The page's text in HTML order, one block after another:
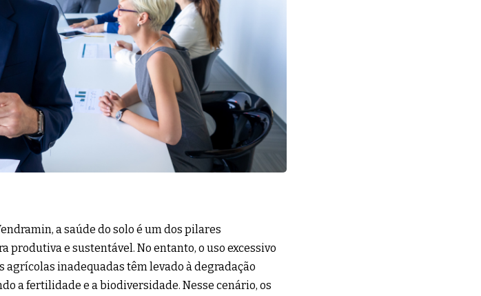
a saúde do solo é um dos pilares
e sustentável. No entanto, o uso excessivo
inadequadas têm levado à degradação
a fertilidade e a biodiversidade. Nesse cenário, os